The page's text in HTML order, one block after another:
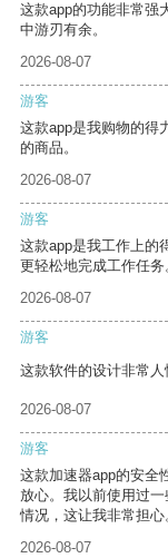
这款app的功能非常强
中游刃有余。
2026-08-07
游客
这款app是我购物的得
的商品。
2026-08-07
游客
这款app是我工作上的
更轻松地完成工作任务
2026-08-07
游客
这款软件的设计非常人
2026-08-07
游客
这款加速器app的安全
放心。我以前使用过
情况，这让我非常担心
2026-08-07